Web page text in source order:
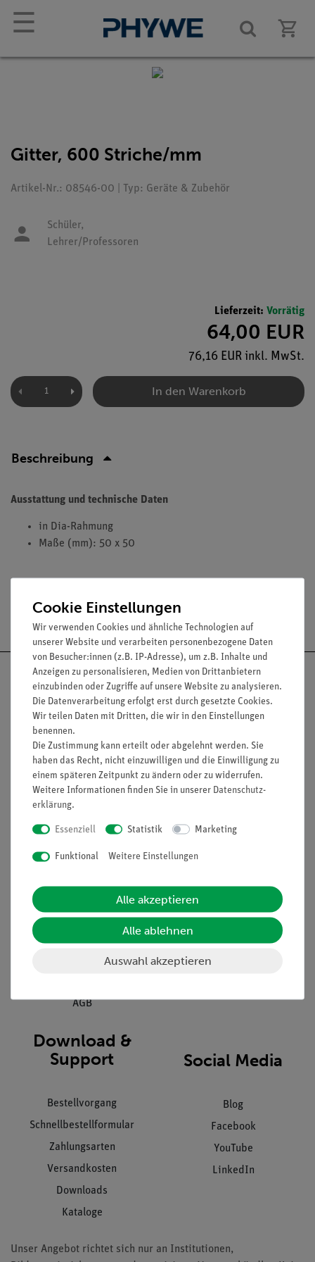
☰
Gitter, 600 Striche/mm
Artikel-Nr.: 08546-00 | Typ: Geräte & Zubehör
Schüler,
Lehrer/Professoren
Lieferzeit: Vorrätig
64,00 EUR
76,16 EUR inkl. MwSt.
In den Warenkorb
Beschreibung
Ausstattung und technische Daten
in Dia-Rahmung
Maße (mm): 50 x 50
Versandkostenfrei ab 300,- €
Nach oben
Informationen
Unternehmen
Projekte und Lösungen
Stellenangebote
Kontakt
Hinweisgeberschutz
Datenschutz
AGB
Service
Übersicht Service
Einräumservice
Inbetriebnahme & Schulungen
Download &
Support
Bestellvorgang
Schnellbestellformular
Zahlungsarten
Versandkosten
Downloads
Kataloge
Social Media
Blog
Facebook
YouTube
LinkedIn
Unser Angebot richtet sich nur an Institutionen,
Cookie Einstellungen
Wir verwenden Cookies und ähnliche Technologien auf
unserer Website und verarbeiten personenbezogene Daten
von Besucher:innen (z.B. IP-Adresse), um z.B. Inhalte und
Anzeigen zu personalisieren, Medien von Drittanbietern
einzubinden oder Zugriffe auf unsere Website zu analysieren.
Die Datenverarbeitung erfolgt erst durch gesetzte Cookies.
Wir teilen Daten mit Dritten, die wir in den Einstellungen
benennen.
Die Zustimmung kann erteilt oder abgelehnt werden. Sie
haben das Recht, nicht einzuwilligen und die Einwilligung zu
einem späteren Zeitpunkt zu ändern oder zu widerrufen.
Weitere Informationen finden Sie in unserer Daten­schutz­
erklärung.
Essenziell Statistik Marketing
Funktional Weitere Einstellungen
Alle akzeptieren
Alle ablehnen
Auswahl akzeptieren